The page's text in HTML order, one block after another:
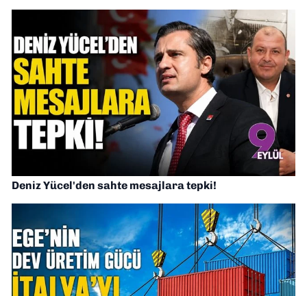
Deniz Yücel'den sahte mesajlara tepki!